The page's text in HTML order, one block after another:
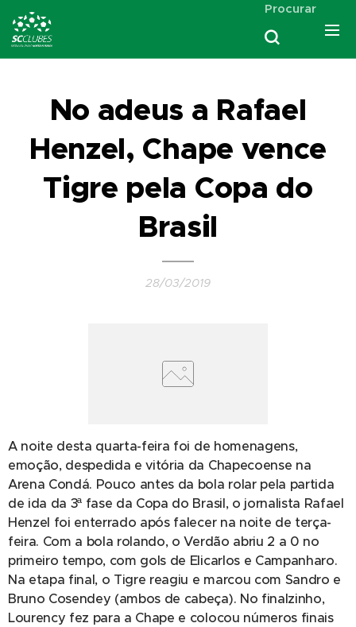
Procurar
No adeus a Rafael
Henzel, Chape vence
Tigre pela Copa do
Brasil
28/03/2019
A noite desta quarta-feira foi de homenagens,
emoção, despedida e vitória da Chapecoense na
Arena Condá. Pouco antes da bola rolar pela partida
de ida da 3ª fase da Copa do Brasil, o jornalista Rafael
Henzel foi enterrado após falecer na noite de terça-
feira. Com a bola rolando, o Verdão abriu 2 a 0 no
primeiro tempo, com gols de Elicarlos e Campanharo.
Na etapa final, o Tigre reagiu e marcou com Sandro e
Bruno Cosendey (ambos de cabeça). No finalzinho,
Lourency fez para a Chape e colocou números finais